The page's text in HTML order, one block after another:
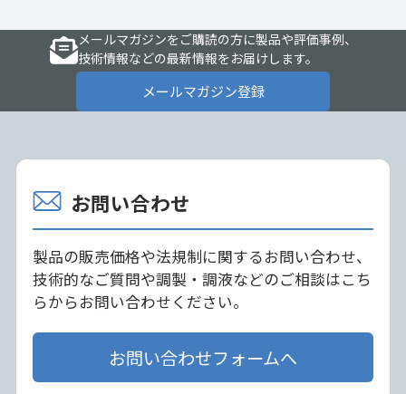
メールマガジンをご購読の方に製品や評価事例、
技術情報などの最新情報をお届けします。
メールマガジン登録
お問い合わせ
製品の販売価格や法規制に関するお問い合わせ、
技術的なご質問や調製・調液などのご相談はこち
らからお問い合わせください。
お問い合わせフォームへ